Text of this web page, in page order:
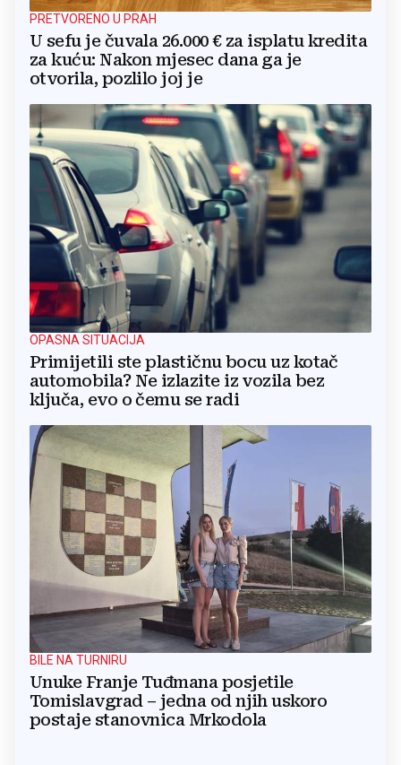
PRETVORENO U PRAH
U sefu je čuvala 26.000 € za isplatu kredita
za kuću: Nakon mjesec dana ga je
otvorila, pozlilo joj je
OPASNA SITUACIJA
Primijetili ste plastičnu bocu uz kotač
automobila? Ne izlazite iz vozila bez
ključa, evo o čemu se radi
BILE NA TURNIRU
Unuke Franje Tuđmana posjetile
Tomislavgrad – jedna od njih uskoro
postaje stanovnica Mrkodola